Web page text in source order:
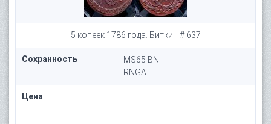
5 копеек 1786 года. Биткин # 637
Сохранность
MS65 BN
RNGA
Цена